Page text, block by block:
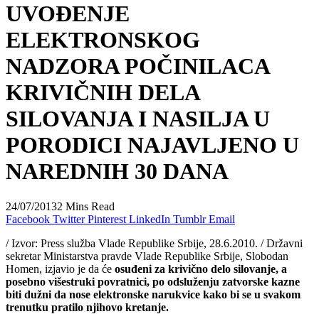
UVOĐENJE
ELEKTRONSKOG
NADZORA POČINILACA
KRIVIČNIH DELA
SILOVANJA I NASILJA U
PORODICI NAJAVLJENO U
NAREDNIH 30 DANA
24/07/20132 Mins Read
Facebook Twitter Pinterest LinkedIn Tumblr Email
/ Izvor: Press služba Vlade Republike Srbije, 28.6.2010. / Državni
sekretar Ministarstva pravde Vlade Republike Srbije, Slobodan
Homen, izjavio je da će osuđeni za krivično delo silovanje, a
posebno višestruki povratnici, po odsluženju zatvorske kazne
biti dužni da nose elektronske narukvice kako bi se u svakom
trenutku pratilo njihovo kretanje.